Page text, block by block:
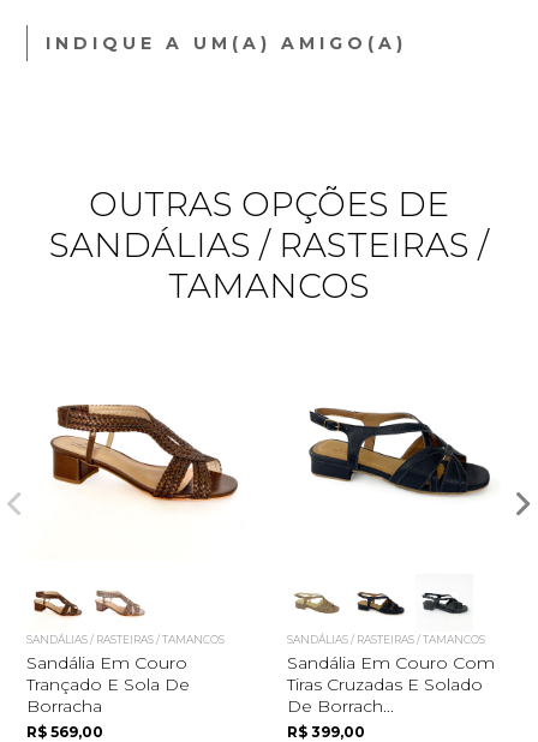
Quero me cadastrar
INDIQUE A UM(A) AMIGO(A)
OUTRAS OPÇÕES DE
SANDÁLIAS / RASTEIRAS /
TAMANCOS
SANDÁLIAS / RASTEIRAS / TAMANCOS
Sandália Em Couro
Trançado E Sola De
Borracha
R$ 569,00
SANDÁLIAS / RASTEIRAS / TAMANCOS
Sandália Em Couro Com
Tiras Cruzadas E Solado
De Borrach...
R$ 399,00